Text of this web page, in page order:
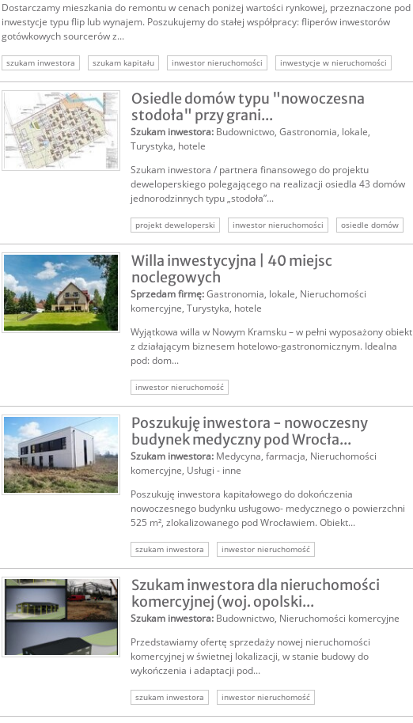
Dostarczamy mieszkania do remontu w cenach poniżej wartości rynkowej, przeznaczone pod
inwestycje typu flip lub wynajem. Poszukujemy do stałej współpracy: fliperów inwestorów
gotówkowych sourcerów z...
szukam inwestora szukam kapitału inwestor nieruchomości inwestycje w nieruchomości
Osiedle domów typu "nowoczesna
stodoła" przy grani...
Szukam inwestora: Budownictwo, Gastronomia, lokale,
Turystyka, hotele
Szukam inwestora / partnera finansowego do projektu
deweloperskiego polegającego na realizacji osiedla 43 domów
jednorodzinnych typu „stodoła”...
projekt deweloperski inwestor nieruchomości
osiedle domów
inwestycja w polsce
klienci niemieccy
szukam inwestora deweloperka
inwestor projekt deweloperski
Willa inwestycyjna | 40 miejsc
noclegowych
Sprzedam firmę:Gastronomia, lokale, Nieruchomości
komercyjne, Turystyka, hotele
Wyjątkowa willa w Nowym Kramsku – w pełni wyposażony obiekt
z działającym biznesem hotelowo-gastronomicznym. Idealna
pod: dom...
inwestor nieruchomość
Poszukuję inwestora - nowoczesny
budynek medyczny pod Wrocła...
Szukam inwestora: Medycyna, farmacja, Nieruchomości
komercyjne, Usługi - inne
Poszukuję inwestora kapitałowego do dokończenia
nowoczesnego budynku usługowo- medycznego o powierzchni
525 m², zlokalizowanego pod Wrocławiem. Obiekt...
szukam inwestora
inwestor nieruchomość
inwestycja w nieruchomość
nieruchomość komercyjna
Szukam inwestora dla nieruchomości
komercyjnej (woj. opolski...
Szukam inwestora: Budownictwo, Nieruchomości komercyjne
Przedstawiamy ofertę sprzedaży nowej nieruchomości
komercyjnej w świetnej lokalizacji, w stanie budowy do
wykończenia i adaptacji pod...
szukam inwestora
inwestor nieruchomość
nieruchomość inwestycyjna
nieruchomość komercyjna